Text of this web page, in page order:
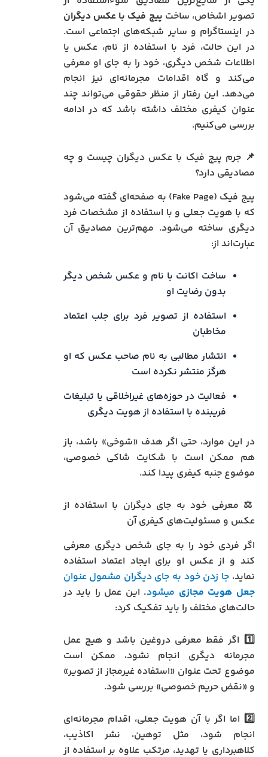
تصویر اشخاص، ساخت پیج فیک با عکس دیگران
در اینستاگرام و سایر شبکه‌های اجتماعی است.
در این حالت، فرد با استفاده از نام، عکس یا
اطلاعات شخص دیگری، خود را به جای او معرفی
می‌کند و گاه اقدامات مجرمانه‌ای نیز انجام
می‌دهد. این رفتار از منظر حقوقی می‌تواند چند
عنوان کیفری مختلف داشته باشد که در ادامه
بررسی می‌کنیم.
📌 جرم پیج فیک با عکس دیگران چیست و چه
مصادیقی دارد؟
پیج فیک (Fake Page) به صفحه‌ای گفته می‌شود
که با هویت جعلی و با استفاده از مشخصات فرد
دیگری ساخته می‌شود. مهم‌ترین مصادیق آن
عبارت‌اند از:
ساخت اکانت با نام و عکس شخص دیگر
بدون رضایت او
استفاده از تصویر فرد برای جلب اعتماد
مخاطبان
انتشار مطالبی به نام صاحب عکس که او
هرگز منتشر نکرده است
فعالیت در حوزه‌های غیراخلاقی یا تبلیغات
فریبنده با استفاده از هویت دیگری
در این موارد، حتی اگر هدف «شوخی» باشد، باز
هم ممکن است با شکایت شاکی خصوصی،
موضوع جنبه کیفری پیدا کند.
⚖️ معرفی خود به جای دیگران با استفاده از
عکس و مسئولیت‌های کیفری آن
اگر فردی خود را به جای شخص دیگری معرفی
کند و از عکس او برای ایجاد اعتماد استفاده
نماید،جا زدن خود به جای دیگران مشمول عنوان
جعل هویت مجازی میشود. این عمل را باید در
حالت‌های مختلف را باید تفکیک کرد:
1️⃣ اگر فقط معرفی دروغین باشد و هیچ عمل
مجرمانه دیگری انجام نشود، ممکن است
موضوع تحت عنوان «استفاده غیرمجاز از تصویر»
و «نقض حریم خصوصی» بررسی شود.
2️⃣ اما اگر با آن هویت جعلی، اقدام مجرمانه‌ای
انجام شود، مثل توهین، نشر اکاذیب،
کلاهبرداری یا تهدید، مرتکب علاوه بر استفاده از